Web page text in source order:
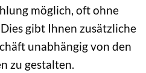
möglich, oft ohne
gibt Ihnen zusätzliche
unabhängig von den
zu gestalten.